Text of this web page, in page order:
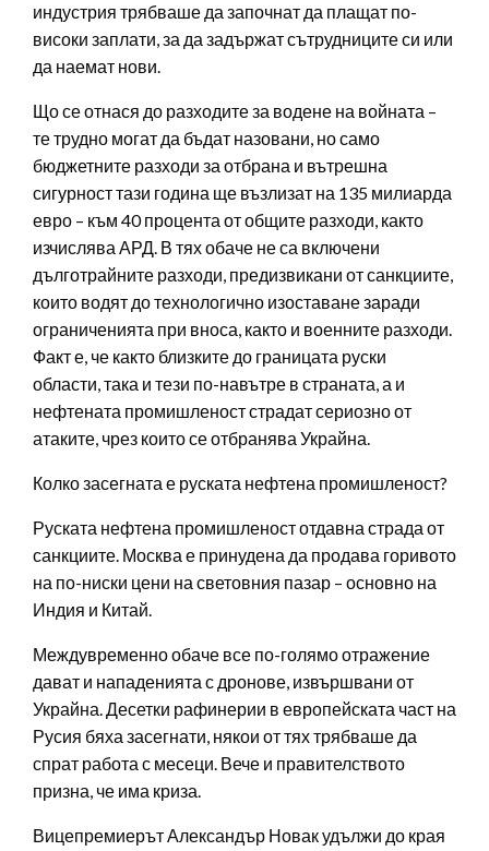
индустрия трябваше да започнат да плащат по-
високи заплати, за да задържат сътрудниците си или
да наемат нови.
Що се отнася до разходите за водене на войната –
те трудно могат да бъдат назовани, но само
бюджетните разходи за отбрана и вътрешна
сигурност тази година ще възлизат на 135 милиарда
евро – към 40 процента от общите разходи, както
изчислява АРД. В тях обаче не са включени
дълготрайните разходи, предизвикани от санкциите,
които водят до технологично изоставане заради
ограниченията при вноса, както и военните разходи.
Факт е, че както близките до границата руски
области, така и тези по-навътре в страната, а и
нефтената промишленост страдат сериозно от
атаките, чрез които се отбранява Украйна.
Колко засегната е руската нефтена промишленост?
Руската нефтена промишленост отдавна страда от
санкциите. Москва е принудена да продава горивото
на по-ниски цени на световния пазар – основно на
Индия и Китай.
Междувременно обаче все по-голямо отражение
дават и нападенията с дронове, извършвани от
Украйна. Десетки рафинерии в европейската част на
Русия бяха засегнати, някои от тях трябваше да
спрат работа с месеци. Вече и правителството
призна, че има криза.
Вицепремиерът Александър Новак удължи до края